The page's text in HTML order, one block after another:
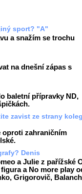
sport? "A"
a snažím se trochu
na dnešní zápas s
baletní přípravky ND,
zavist ze strany
oproti zahraničním
Denis
a Julie z pařížské
a No more play
Grigorovič,